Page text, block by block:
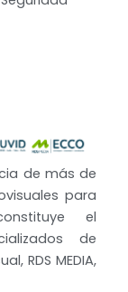
de más de
para
el
de
RDS MEDIA,